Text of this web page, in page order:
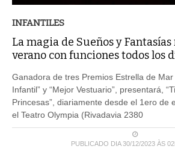
INFANTILES
La magia de Sueños y
verano con funciones todos los
Ganadora de tres Premios Estrella de
Infantil” y “Mejor Vestuario”, presentará,
Princesas”, diariamente desde el 1ero de
el Teatro Olympia (Rivadavia 2380
PUBLICADO DIA 30/12/2023 ÀS